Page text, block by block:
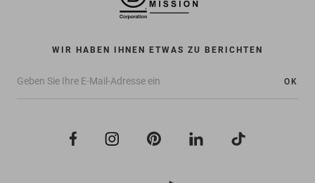
WIR HABEN IHNEN ETWAS ZU BERICHTEN
OK